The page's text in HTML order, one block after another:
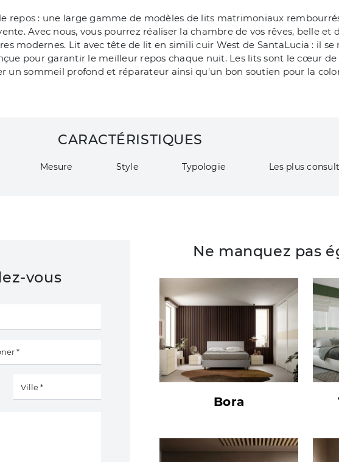
repos : une large gamme de modèles de lits matrimoniaux
Avec nous, vous pourrez réaliser la chambre de vos rêves, belle et
modernes. Lit avec tête de lit en simili cuir West de SantaLucia : il se
pour garantir le meilleur repos chaque nuit. Les lits sont le cœur
un sommeil profond et réparateur ainsi qu'un bon soutien pour la
CARACTÉRISTIQUES
Mesure Style Typologie Les plus
vous
Ne manquez pas
Bora